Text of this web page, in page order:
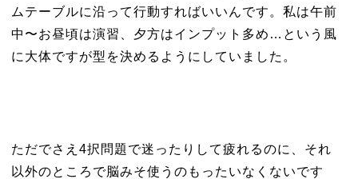
ムテーブルに沿って行動すればいいんです。私は午前
中〜お昼頃は演習、夕方はインプット多め…という風
に大体ですが型を決めるようにしていました。
ただでさえ4択問題で迷ったりして疲れるのに、それ
以外のところで脳みそ使うのもったいなくないです